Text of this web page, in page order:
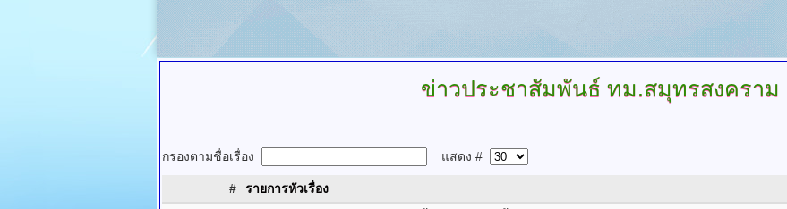
ข่าวประชาสัมพันธ์ ทม.สมุทรสงคราม
กรองตามชื่อเรื่อง แสดง #
# รายการหัวเรื่อง